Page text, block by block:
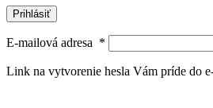
Prihlásiť
E-mailová adresa *
Link na vytvorenie hesla Vám príde do